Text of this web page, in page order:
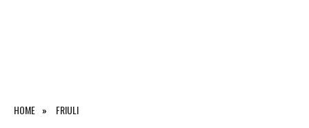
HOME FRIULI